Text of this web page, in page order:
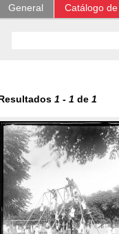
General Catálogo
1 - 1 de 1